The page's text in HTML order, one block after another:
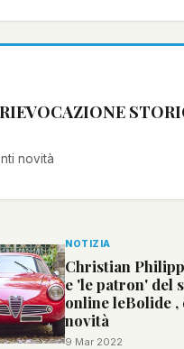
novità
NOTIZIA
Christian
e 'le patron' del
online leBolide
novità
9 Mar 2022